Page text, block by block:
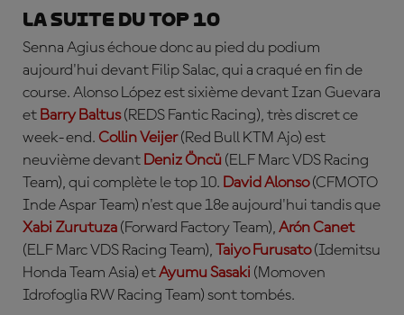
La suite du top 10
Senna Agius échoue donc au pied du podium
aujourd'hui devant Filip Salac, qui a craqué en fin de
course. Alonso López est sixième devant Izan Guevara
et Barry Baltus(REDS Fantic Racing), très discret ce
week-end. Collin Veijer(Red Bull KTM Ajo) est
neuvième devant Deniz Öncü (ELF Marc VDS Racing
Team), qui complète le top 10. David Alonso(CFMOTO
Inde Aspar Team) n'est que 18e aujourd'hui tandis que
Xabi Zurutuza (Forward Factory Team), Arón Canet
(ELF Marc VDS Racing Team), Taiyo Furusato(Idemitsu
Honda Team Asia) etAyumu Sasaki (Momoven
Idrofoglia RW Racing Team) sont tombés.